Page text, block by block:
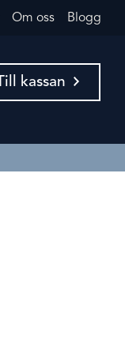
Om oss Blogg
Till kassan